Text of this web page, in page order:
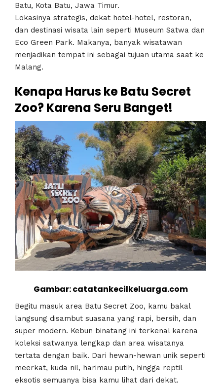
Batu, Kota Batu, Jawa Timur.
Lokasinya strategis, dekat hotel-hotel, restoran,
dan destinasi wisata lain seperti Museum Satwa dan
Eco Green Park. Makanya, banyak wisatawan
menjadikan tempat ini sebagai tujuan utama saat ke
Malang.
Kenapa Harus ke Batu Secret
Zoo? Karena Seru Banget!
Gambar: catatankecilkeluarga.com
Begitu masuk area Batu Secret Zoo, kamu bakal
langsung disambut suasana yang rapi, bersih, dan
super modern. Kebun binatang ini terkenal karena
koleksi satwanya lengkap dan area wisatanya
tertata dengan baik. Dari hewan-hewan unik seperti
meerkat, kuda nil, harimau putih, hingga reptil
eksotis semuanya bisa kamu lihat dari dekat.